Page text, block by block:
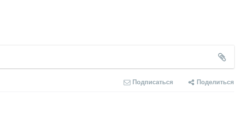
Подписаться Поделиться